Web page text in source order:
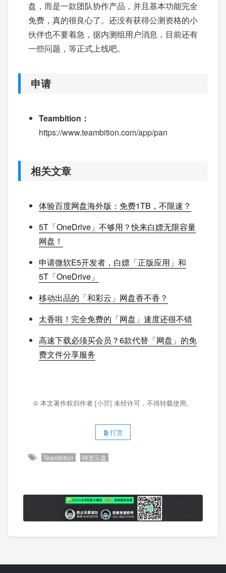
盘，而是一款团队协作产品，并且基本功能完全
免费，真的很良心了。还没有获得公测资格的小
伙伴也不要着急，据内测组用户消息，目前还有
一些问题，等正式上线吧。
申请
Teambition：
https://www.teambition.com/app/pan
相关文章
体验百度网盘海外版：免费1TB，不限速？
5T「OneDrive」不够用？快来白嫖无限容量
网盘！
申请微软E5开发者，白嫖「正版应用」和
5T「OneDrive」
移动出品的「和彩云」网盘香不香？
太香啦！完全免费的「网盘」速度还很不错
高速下载必须买会员？6款代替「网盘」的免
费文件分享服务
© 本文著作权归作者 [小羿] 未经许可，不得转载使用。
打赏
Teambition 阿里云盘